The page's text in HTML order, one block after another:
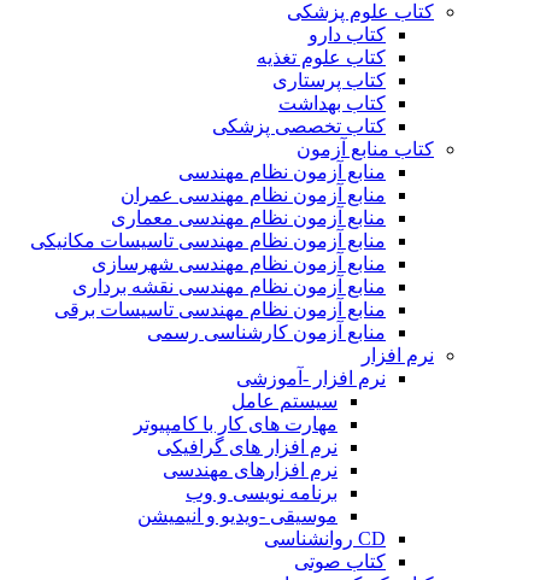
کتاب علوم پزشکی
کتاب دارو
کتاب علوم تغذیه
کتاب پرستاری
کتاب بهداشت
کتاب تخصصی پزشکی
کتاب منابع آزمون
منابع آزمون نظام مهندسی
منابع آزمون نظام مهندسی عمران
منابع آزمون نظام مهندسی معماری
منابع آزمون نظام مهندسی تاسیسات مکانیکی
منابع آزمون نظام مهندسی شهرسازی
منابع آزمون نظام مهندسی نقشه برداری
منابع آزمون نظام مهندسی تاسیسات برقی
منابع آزمون کارشناسی رسمی
نرم افزار
نرم افزار -آموزشی
سیستم عامل
مهارت های کار با کامپیوتر
نرم افزار های گرافیکی
نرم افزارهای مهندسی
برنامه نویسی و وب
موسیقی -ویدیو و انیمیشن
CD روانشناسی
کتاب صوتی